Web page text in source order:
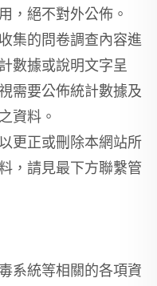
，絕不對外公佈。
集的問卷調查內容進
數據或說明文字呈
需要公佈統計數據及
資料。
更正或刪除本網站所
，請見最下方聯繫管
系統等相關的各項資